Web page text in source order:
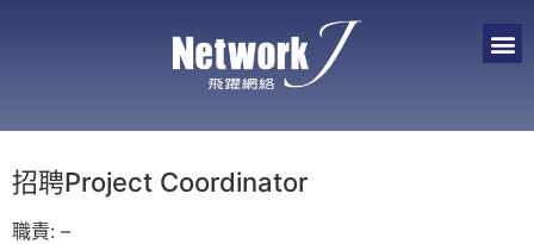
招聘Project Coordinator
職責: –